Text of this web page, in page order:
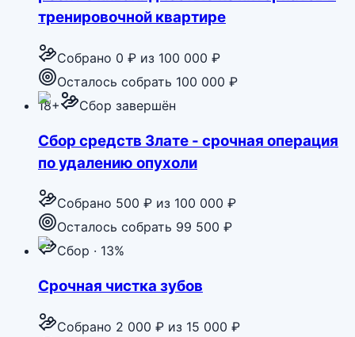
тренировочной квартире
Собрано 0 ₽ из 100 000 ₽
Осталось собрать 100 000 ₽
18+
Сбор завершён
Сбор средств Злате - срочная операция
по удалению опухоли
Собрано 500 ₽ из 100 000 ₽
Осталось собрать 99 500 ₽
Сбор · 13%
Срочная чистка зубов
Собрано 2 000 ₽ из 15 000 ₽